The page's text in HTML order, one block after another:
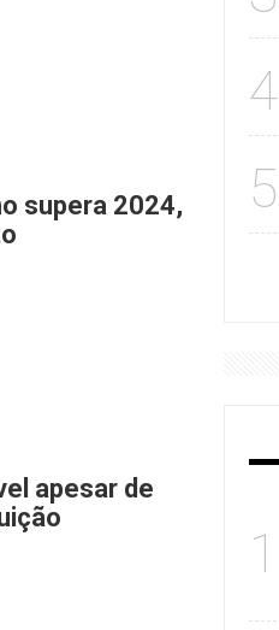
supera 2024,
apesar de
4
5
1